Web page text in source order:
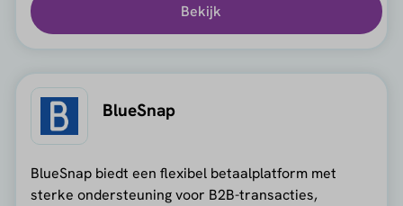
Bekijk
BlueSnap
BlueSnap biedt een flexibel betaalplatform met
sterke ondersteuning voor B2B-transacties,